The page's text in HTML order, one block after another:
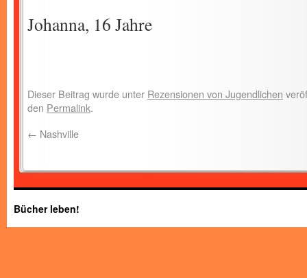
Johanna, 16 Jahre
Dieser Beitrag wurde unter Rezensionen von Jugendlichen
den Permalink.
← Nashville
Bücher leben!